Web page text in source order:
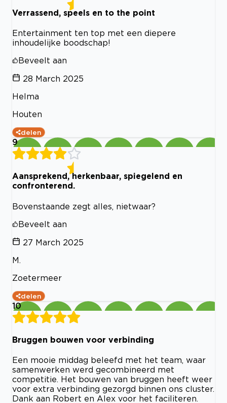
Verrassend, speels en to the point
Entertainment ten top met een diepere
inhoudelijke boodschap!
Beveelt aan
28 March 2025
Helma
Houten
delen
9
Aansprekend, herkenbaar, spiegelend en
confronterend.
Bovenstaande zegt alles, nietwaar?
Beveelt aan
27 March 2025
M.
Zoetermeer
delen
10
Bruggen bouwen voor verbinding
Een mooie middag beleefd met het team, waar
samenwerken werd gecombineerd met
competitie. Het bouwen van bruggen heeft weer
voor extra verbinding gezorgd binnen ons cluster.
Dank aan Robert en Alex voor het faciliteren.